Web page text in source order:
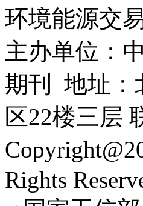
环境能源交
主办单位：
期刊 地址：
区22楼三层
Rights